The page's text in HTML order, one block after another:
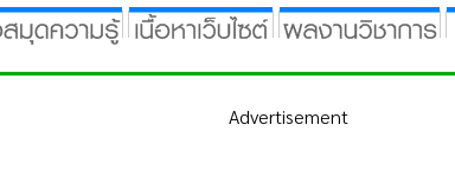
Advertisement